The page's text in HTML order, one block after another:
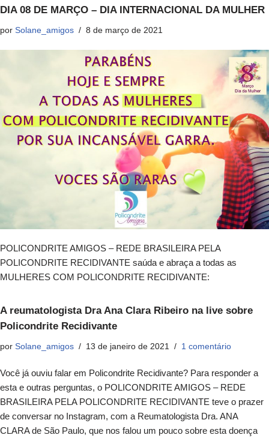
DIA 08 DE MARÇO – DIA INTERNACIONAL DA MULHER
por Solane_amigos 8 de março de 2021
POLICONDRITE AMIGOS – REDE BRASILEIRA PELA
POLICONDRITE RECIDIVANTE saúda e abraça a todas as
MULHERES COM POLICONDRITE RECIDIVANTE:
A reumatologista Dra Ana Clara Ribeiro na live sobre
Policondrite Recidivante
por Solane_amigos 13 de janeiro de 2021 1 comentário
Você já ouviu falar em Policondrite Recidivante? Para responder a
esta e outras perguntas, o POLICONDRITE AMIGOS – REDE
BRASILEIRA PELA POLICONDRITE RECIDIVANTE teve o prazer
de conversar no Instagram, com a Reumatologista Dra. ANA
CLARA de São Paulo, que nos falou um pouco sobre esta doença